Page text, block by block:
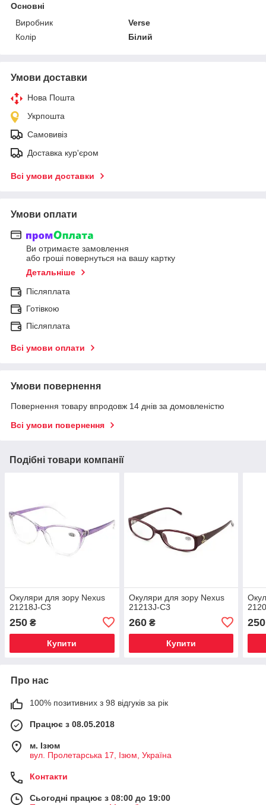
Основні
Виробник
Verse
Колір
Білий
Умови доставки
Нова Пошта
Укрпошта
Самовивіз
Доставка кур'єром
Всі умови доставки
Умови оплати
Ви отримаєте замовлення
або гроші повернуться на вашу картку
Детальніше
Післяплата
Готівкою
Післяплата
Всі умови оплати
Умови повернення
Повернення товару впродовж 14 днів за домовленістю
Всі умови повернення
Подібні товари компанії
Окуляри для зору Nexus
21218J-C3
250 ₴
Купити
Окуляри для зору Nexus
21213J-C3
260₴
Купити
250
Про нас
100% позитивних з 98 відгуків за рік
Працює з 08.05.2018
м. Iзюм
вул. Пролетарська 17, Iзюм, Україна
Контакти
Сьогодні працює з 08:00 до 19:00